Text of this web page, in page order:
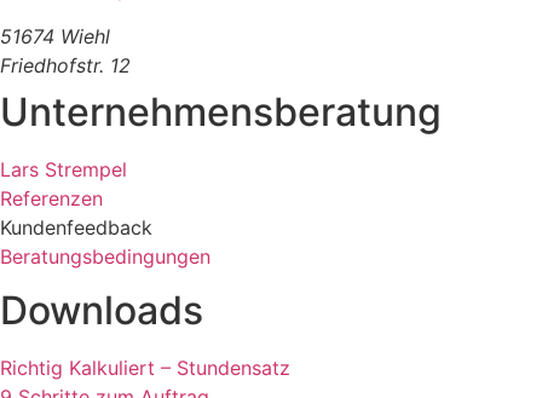
51674 Wiehl
Friedhofstr. 12
Unternehmensberatung
Lars Strempel
Referenzen
Kundenfeedback
Beratungsbedingungen
Downloads
Richtig Kalkuliert – Stundensatz